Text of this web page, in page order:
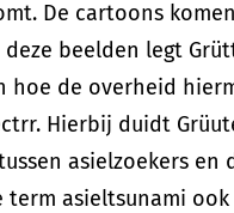
De cartoons
beelden legt
de overheid
Hierbij duidt
asielzoekers en
asieltsunami